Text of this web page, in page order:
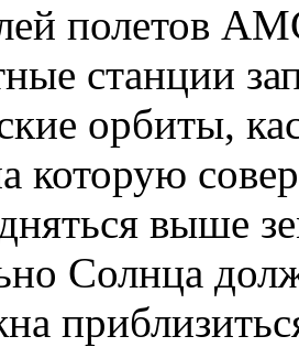
полетов
станции
орбиты,
которую
выше
Солнца